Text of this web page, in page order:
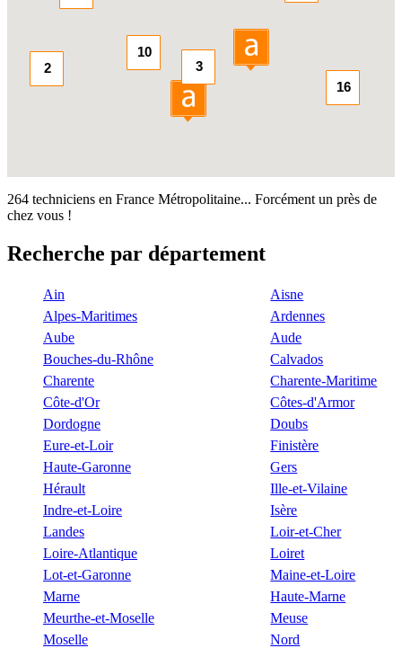
10
16
2 3
264 techniciens en France Métropolitaine... Forcément un près de
chez vous !
Recherche par département
Ain
Aisne
Alpes-Maritimes
Ardennes
Aube
Aude
Bouches-du-Rhône
Calvados
Charente
Charente-Maritime
Côte-d'Or
Côtes-d'Armor
Dordogne
Doubs
Eure-et-Loir
Finistère
Haute-Garonne
Gers
Hérault
Ille-et-Vilaine
Indre-et-Loire
Isère
Landes
Loir-et-Cher
Loire-Atlantique
Loiret
Lot-et-Garonne
Maine-et-Loire
Marne
Haute-Marne
Meurthe-et-Moselle
Meuse
Moselle
Nord